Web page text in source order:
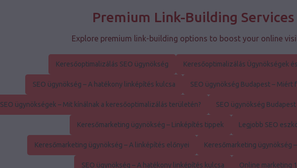
Premium Link-Building Services
Explore premium link-building options to boost your online
Keresőoptimalizálás SEO ügynökség Keresőoptimalizálás Ügynökségek
SEO ügynökség – A hatékony linképítés kulcsa SEO ügynökség Budapest – Miért
SEO ügynökségek – Mit kínálnak a keresőoptimalizálás területén? SEO ügynökség
Keresőmarketing ügynökség – Linképítés tippek Legjobb SEO
Keresőmarketing ügynökség – A linképítés előnyei Keresőmarketing ügynökség
SEO ügynökség – A hatékony linképítés kulcsa Online marketing